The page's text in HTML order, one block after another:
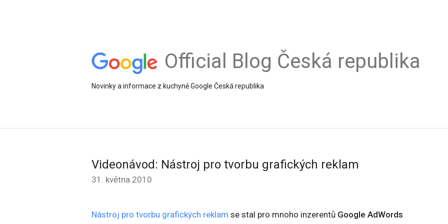
Official Blog Česká republika
Novinky a informace z kuchyně Google Česká republika
Videonávod: Nástroj pro tvorbu grafických reklam
31. května 2010
Nástroj pro tvorbu grafických reklam se stal pro mnoho inzerentů Google AdWords